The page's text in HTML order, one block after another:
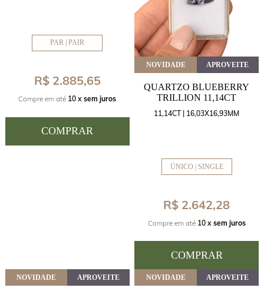
PAR | PAIR
R$ 2.885,65
Compre em até 10 x sem juros
COMPRAR
NOVIDADE APROVEITE
QUARTZO BLUEBERRY
TRILLION 11,14CT
11,14CT | 16,03X16,93MM
ÚNICO | SINGLE
R$ 2.642,28
Compre em até 10 x sem juros
COMPRAR
NOVIDADE APROVEITE NOVIDADE APROVEITE